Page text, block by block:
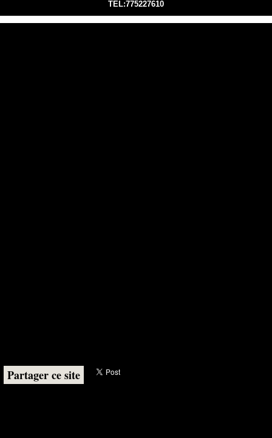
TEL:775227610
Partager ce site